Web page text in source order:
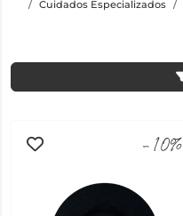
Cuidados Especializados
-10%